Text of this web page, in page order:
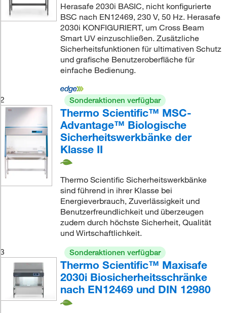
Herasafe 2030i BASIC, nicht konfigurierte
BSC nach EN12469, 230 V, 50 Hz. Herasafe
2030i KONFIGURIERT, um Cross Beam
Smart UV einzuschließen. Zusätzliche
Sicherheitsfunktionen für ultimativen Schutz
und grafische Benutzeroberfläche für
einfache Bedienung.
2 Sonderaktionen verfügbar
Thermo Scientific™ MSC-
Advantage™ Biologische
Sicherheitswerkbänke der
Klasse II
Thermo Scientific Sicherheitswerkbänke
sind führend in ihrer Klasse bei
Energieverbrauch, Zuverlässigkeit und
Benutzerfreundlichkeit und überzeugen
zudem durch höchste Sicherheit, Qualität
und Wirtschaftlichkeit.
3
Sonderaktionen verfügbar
Thermo Scientific™ Maxisafe
2030i Biosicherheitsschränke
nach EN12469 und DIN 12980